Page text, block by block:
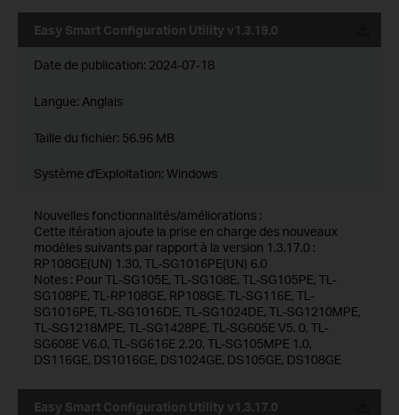
Easy Smart Configuration Utility v1.3.19.0
Date de publication: 2024-07-18
Langue: Anglais
Taille du fichier: 56.96 MB
Système d'Exploitation: Windows
Nouvelles fonctionnalités/améliorations :
Cette itération ajoute la prise en charge des nouveaux
modèles suivants par rapport à la version 1.3.17.0 :
RP108GE(UN) 1.30, TL-SG1016PE(UN) 6.0
Notes : Pour TL-SG105E, TL-SG108E, TL-SG105PE, TL-
SG108PE, TL-RP108GE, RP108GE, TL-SG116E, TL-
SG1016PE, TL-SG1016DE, TL-SG1024DE, TL-SG1210MPE,
TL-SG1218MPE, TL-SG1428PE, TL-SG605E V5. 0, TL-
SG608E V6.0, TL-SG616E 2.20, TL-SG105MPE 1.0,
DS116GE, DS1016GE, DS1024GE, DS105GE, DS108GE
Easy Smart Configuration Utility v1.3.17.0